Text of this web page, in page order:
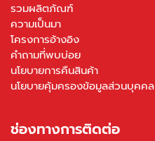
รวมผลิตภัณฑ์
ความเป็นมา
โครงการอ้างอิง
คำถามที่พบบ่อย
นโยบายการคืนสินค้า
นโยบายคุ้มครองข้อมูลส่วนบุคคล
ช่องทางการติดต่อ